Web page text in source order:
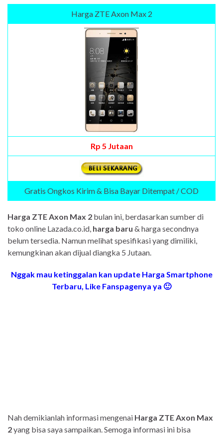
Harga ZTE Axon Max 2
Rp 5 Jutaan
Gratis Ongkos Kirim & Bisa Bayar Ditempat / COD
Harga ZTE Axon Max 2 bulan ini, berdasarkan sumber di
toko online Lazada.co.id, harga baru & harga secondnya
belum tersedia. Namun melihat spesifikasi yang dimiliki,
kemungkinan akan dijual diangka 5 Jutaan.
Nggak mau ketinggalan kan update Harga Smartphone
Terbaru, Like Fanspagenya ya 🙂
Nah demikianlah informasi mengenai Harga ZTE Axon Max
2yang bisa saya sampaikan. Semoga informasi ini bisa